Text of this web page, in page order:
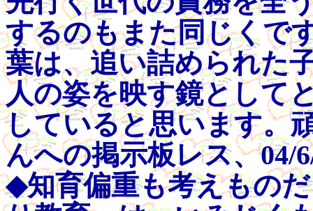
するのもまた同じくで
葉は、追い詰められた
人の姿を映す鏡として
していると思います。
んへの掲示板レス、04/
◆知育偏重も考えもの